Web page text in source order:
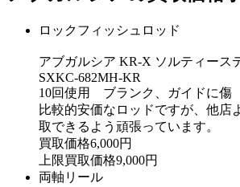
ロックフィッシュロッド
アブガルシア KR-X ソルティース
SXKC-682MH-KR
10回使用 ブランク、ガイドに傷
比較的安価なロッドですが、他店
取できるよう頑張っています。
買取価格6,000円
上限買取価格9,000円
両軸リール